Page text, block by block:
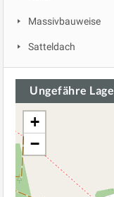
Massivbauweise
Satteldach
Ungefähre Lage
+
−